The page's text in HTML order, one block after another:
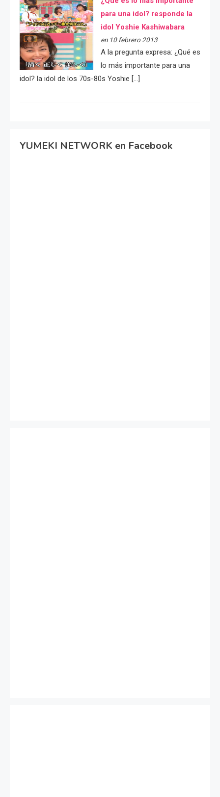
para una idol? responde la
idol Yoshie Kashiwabara
en 10 febrero 2013
A la pregunta expresa: ¿Qué es
lo más importante para una
idol? la idol de los 70s-80s Yoshie […]
YUMEKI NETWORK en Facebook